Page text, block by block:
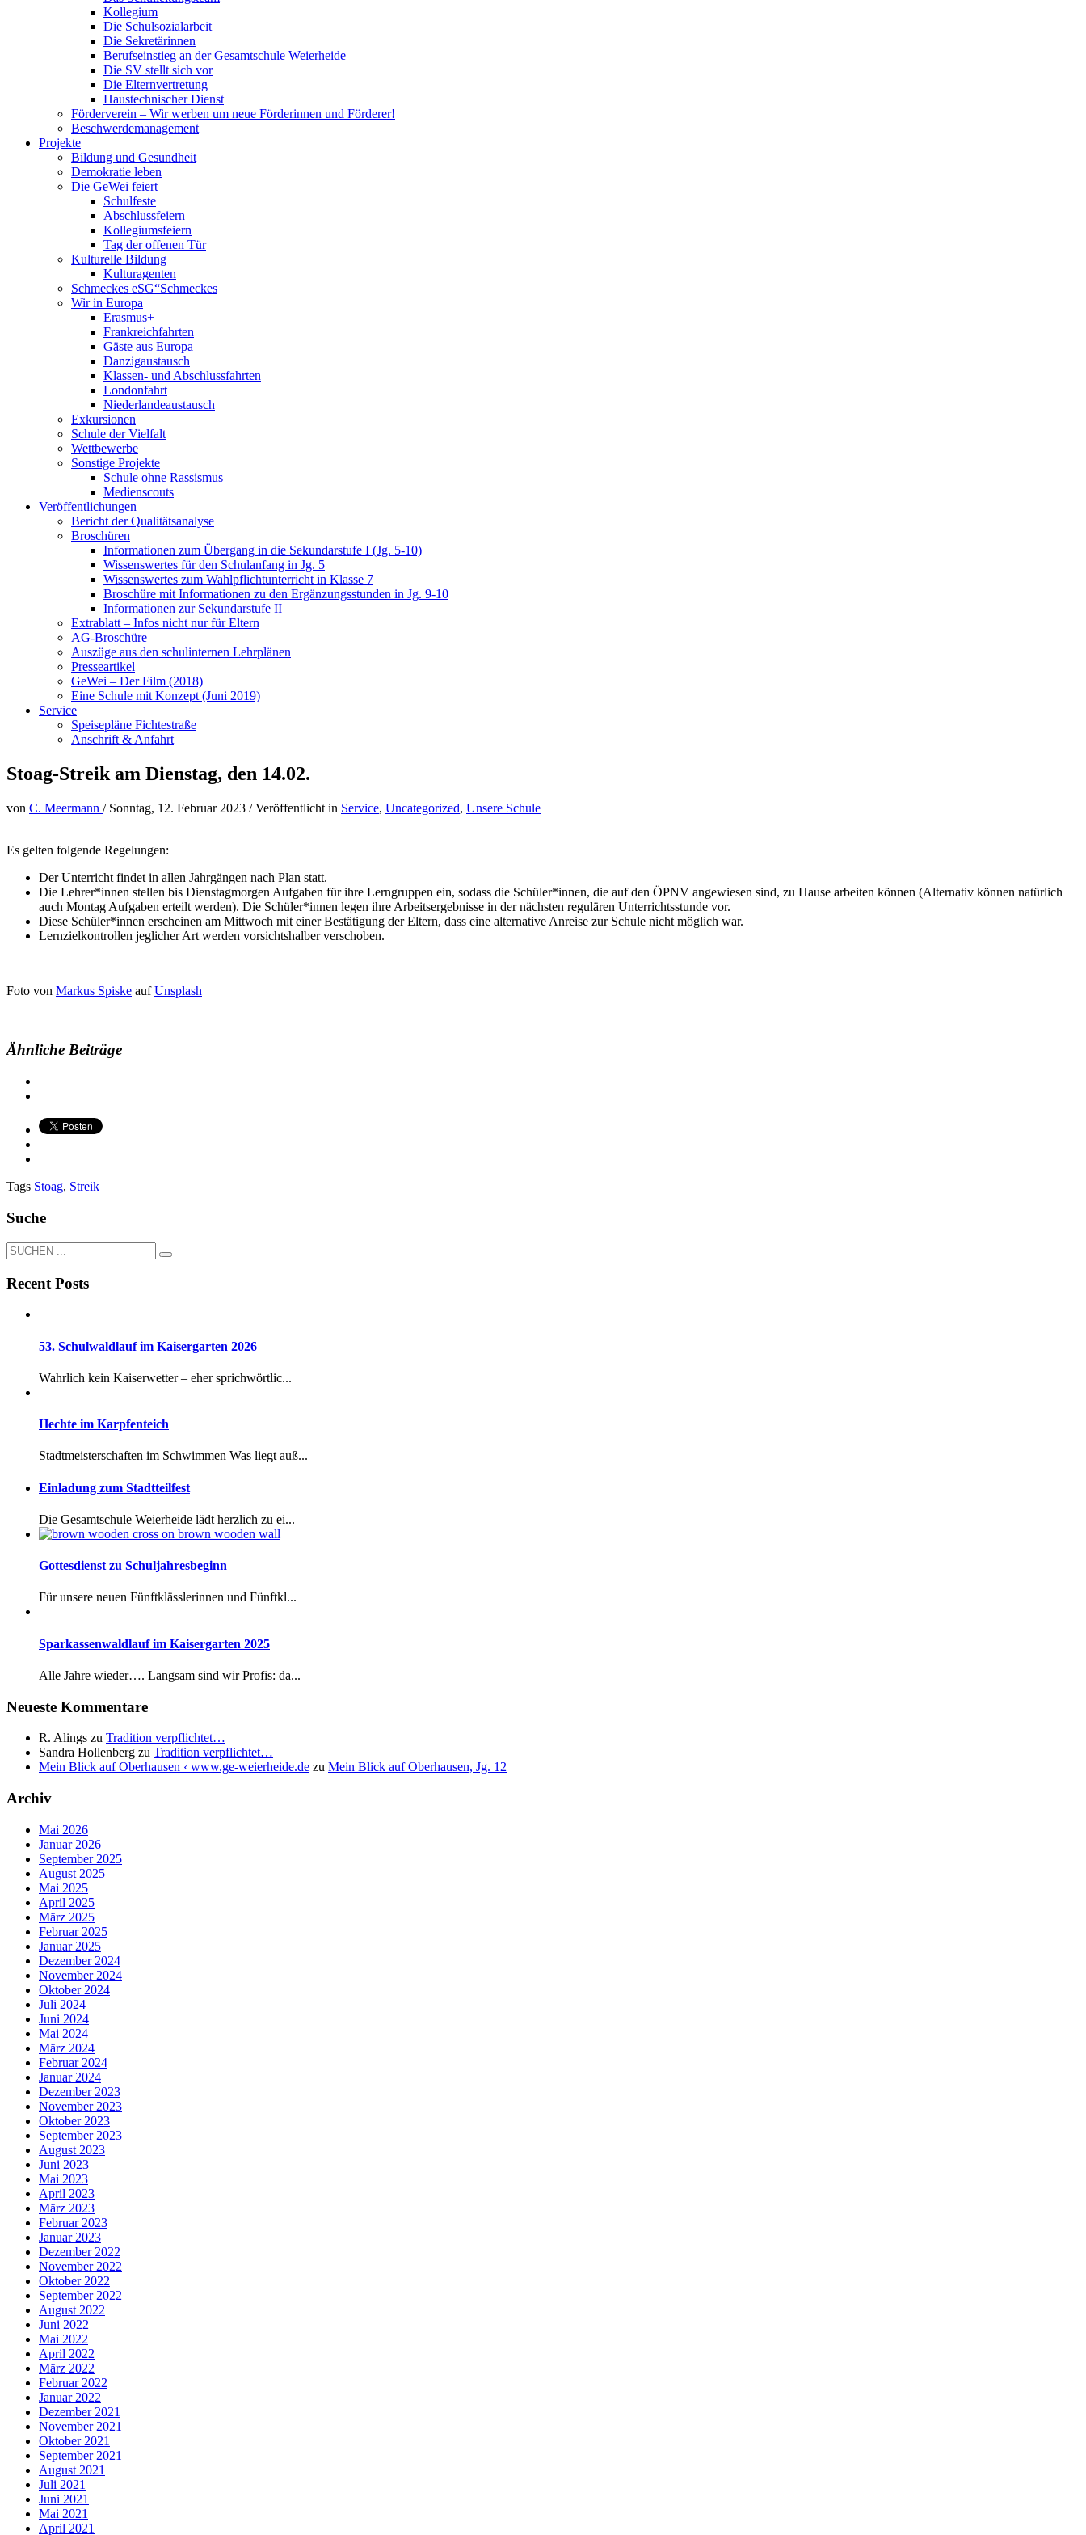
Kollegium
Die Schulsozialarbeit
Die Sekretärinnen
Berufseinstieg an der Gesamtschule Weierheide
Die SV stellt sich vor
Die Elternvertretung
Haustechnischer Dienst
Förderverein – Wir werben um neue Förderinnen und Förderer!
Beschwerdemanagement
Projekte
Bildung und Gesundheit
Demokratie leben
Die GeWei feiert
Schulfeste
Abschlussfeiern
Kollegiumsfeiern
Tag der offenen Tür
Kulturelle Bildung
Kulturagenten
Schmeckes eSG“Schmeckes
Wir in Europa
Erasmus+
Frankreichfahrten
Gäste aus Europa
Danzigaustausch
Klassen- und Abschlussfahrten
Londonfahrt
Niederlandeaustausch
Exkursionen
Schule der Vielfalt
Wettbewerbe
Sonstige Projekte
Schule ohne Rassismus
Medienscouts
Veröffentlichungen
Bericht der Qualitätsanalyse
Broschüren
Informationen zum Übergang in die Sekundarstufe I (Jg. 5-10)
Wissenswertes für den Schulanfang in Jg. 5
Wissenswertes zum Wahlpflichtunterricht in Klasse 7
Broschüre mit Informationen zu den Ergänzungsstunden in Jg. 9-10
Informationen zur Sekundarstufe II
Extrablatt – Infos nicht nur für Eltern
AG-Broschüre
Auszüge aus den schulinternen Lehrplänen
Presseartikel
GeWei – Der Film (2018)
Eine Schule mit Konzept (Juni 2019)
Service
Speisepläne Fichtestraße
Anschrift & Anfahrt
Stoag-Streik am Dienstag, den 14.02.
von C. Meermann / Sonntag, 12. Februar 2023 /Veröffentlicht in Service, Uncategorized, Unsere Schule
Es gelten folgende Regelungen:
Der Unterricht findet in allen Jahrgängen nach Plan statt.
Die Lehrer*innen stellen bis Dienstagmorgen Aufgaben für ihre Lerngruppen ein, sodass die Schüler*innen, die auf den ÖPNV angewiesen sind, zu Hause arbeiten können (Alternativ können natürlich
auch Montag Aufgaben erteilt werden). Die Schüler*innen legen ihre Arbeitsergebnisse in der nächsten regulären Unterrichtsstunde vor.
Diese Schüler*innen erscheinen am Mittwoch mit einer Bestätigung der Eltern, dass eine alternative Anreise zur Schule nicht möglich war.
Lernzielkontrollen jeglicher Art werden vorsichtshalber verschoben.
Foto von Markus Spiske aufUnsplash
Ähnliche Beiträge
Tags Stoag, Streik
Suche
Recent Posts
53. Schulwaldlauf im Kaisergarten 2026
Wahrlich kein Kaiserwetter – eher sprichwörtlic...
Hechte im Karpfenteich
Stadtmeisterschaften im Schwimmen Was liegt auß...
Einladung zum Stadtteilfest
Die Gesamtschule Weierheide lädt herzlich zu ei...
Gottesdienst zu Schuljahresbeginn
Für unsere neuen Fünftklässlerinnen und Fünftkl...
Sparkassenwaldlauf im Kaisergarten 2025
Alle Jahre wieder…. Langsam sind wir Profis: da...
Neueste Kommentare
R. Alings zu Tradition verpflichtet…
Sandra Hollenberg zu Tradition verpflichtet…
Mein Blick auf Oberhausen ‹ www.ge-weierheide.de zu Mein Blick auf Oberhausen, Jg. 12
Archiv
Mai 2026
Januar 2026
September 2025
August 2025
Mai 2025
April 2025
März 2025
Februar 2025
Januar 2025
Dezember 2024
November 2024
Oktober 2024
Juli 2024
Juni 2024
Mai 2024
März 2024
Februar 2024
Januar 2024
Dezember 2023
November 2023
Oktober 2023
September 2023
August 2023
Juni 2023
Mai 2023
April 2023
März 2023
Februar 2023
Januar 2023
Dezember 2022
November 2022
Oktober 2022
September 2022
August 2022
Juni 2022
Mai 2022
April 2022
März 2022
Februar 2022
Januar 2022
Dezember 2021
November 2021
Oktober 2021
September 2021
August 2021
Juli 2021
Juni 2021
Mai 2021
April 2021